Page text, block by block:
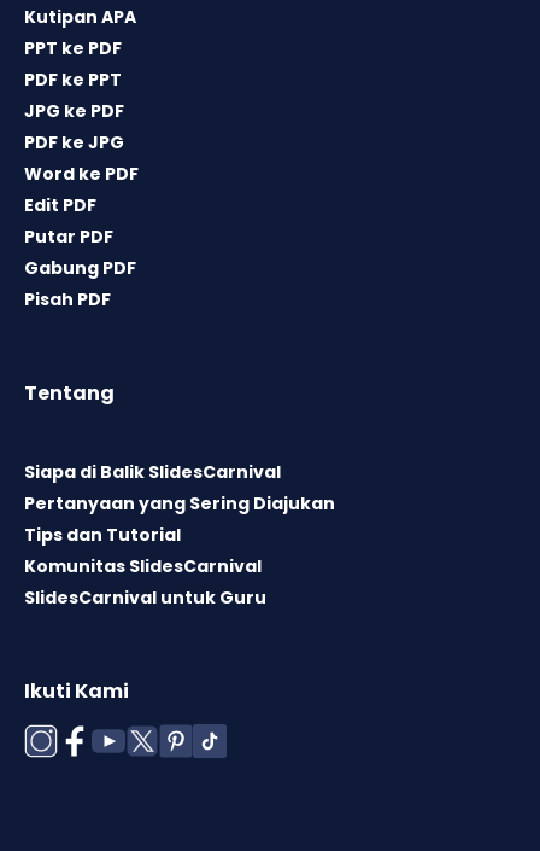
Kutipan APA
PPT ke PDF
PDF ke PPT
JPG ke PDF
PDF ke JPG
Word ke PDF
Edit PDF
Putar PDF
Gabung PDF
Pisah PDF
Tentang
Siapa di Balik SlidesCarnival
Pertanyaan yang Sering Diajukan
Tips dan Tutorial
Komunitas SlidesCarnival
SlidesCarnival untuk Guru
Ikuti Kami